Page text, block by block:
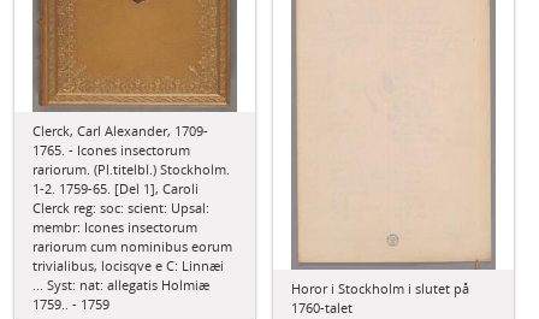
Clerck, Carl Alexander, 1709-
1765. - Icones insectorum
rariorum. (Pl.titelbl.) Stockholm.
1-2. 1759-65. [Del 1], Caroli
Clerck reg: soc: scient: Upsal:
membr: Icones insectorum
rariorum cum nominibus eorum
trivialibus, locisqve e C: Linnæi
... Syst: nat: allegatis Holmiæ
1759.. - 1759
Horor i Stockholm i slutet på
1760-talet